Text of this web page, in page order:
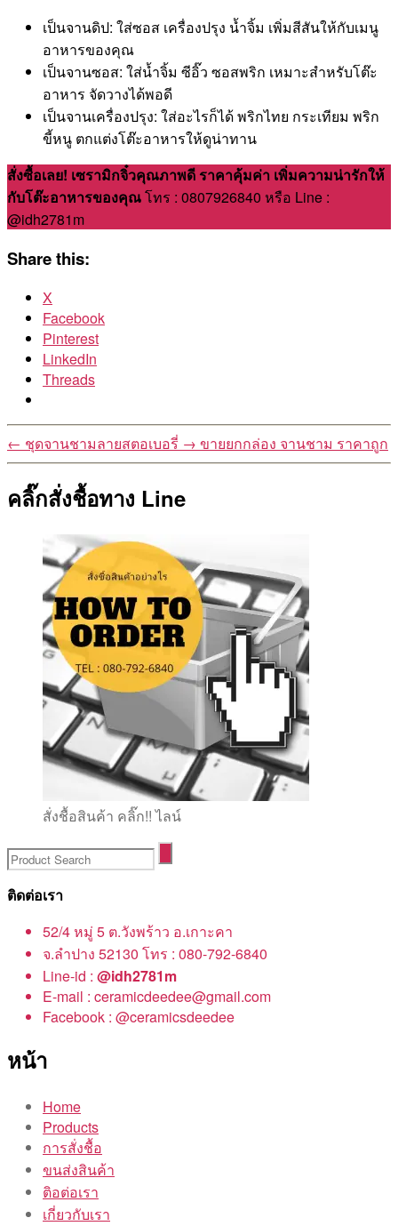
เป็นจานดิป: ใส่ซอส เครื่องปรุง น้ำจิ้ม เพิ่มสีสันให้กับเมนู
อาหารของคุณ
เป็นจานซอส: ใส่น้ำจิ้ม ซีอิ๊ว ซอสพริก เหมาะสำหรับโต๊ะ
อาหาร จัดวางได้พอดี
เป็นจานเครื่องปรุง: ใส่อะไรก็ได้ พริกไทย กระเทียม พริก
ขี้หนู ตกแต่งโต๊ะอาหารให้ดูน่าทาน
สั่งซื้อเลย! เซรามิกจิ๋วคุณภาพดี ราคาคุ้มค่า เพิ่มความน่ารักให้
กับโต๊ะอาหารของคุณโทร : 0807926840 หรือ Line :
@idh2781m
Share this:
X
Facebook
Pinterest
LinkedIn
Threads
← ชุดจานชามลายสตอเบอรี่ → ขายยกกล่อง จานชาม ราคาถูก
คลิ๊กสั่งชื้อทาง Line
สั่งชื้อสินค้า คลิ๊ก!! ไลน์
ติดต่อเรา
52/4 หมู่ 5 ต.วังพร้าว อ.เกาะคา
จ.ลำปาง 52130 โทร : 080-792-6840
Line-id : @idh2781m
E-mail : ceramicdeedee@gmail.com
Facebook : @ceramicsdeedee
หน้า
Home
Products
การสั่งชื้อ
ขนส่งสินค้า
ติอต่อเรา
เกี่ยวกับเรา